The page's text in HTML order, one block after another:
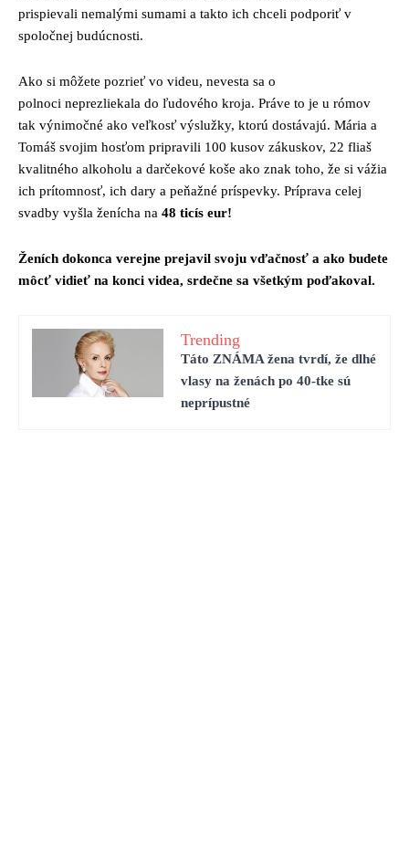
prispievali nemalými sumami a takto ich chceli podporiť v
spoločnej budúcnosti.
Ako si môžete pozrieť vo videu, nevesta sa o
polnoci neprezliekala do ľudového kroja. Práve to je u rómov
tak výnimočné ako veľkosť výslužky, ktorú dostávajú. Mária a
Tomáš svojim hosťom pripravili 100 kusov zákuskov, 22 fliaš
kvalitného alkoholu a darčekové koše ako znak toho, že si vážia
ich prítomnosť, ich dary a peňažné príspevky. Príprava celej
svadby vyšla ženícha na 48 ticís eur!
Ženích dokonca verejne prejavil svoju vďačnosť a ako budete
môcť vidieť na konci videa, srdečne sa všetkým poďakoval.
Trending
Táto ZNÁMA žena tvrdí, že dlhé
vlasy na ženách po 40-tke sú
neprípustné